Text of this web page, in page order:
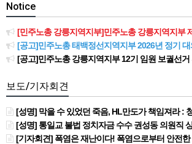
Notice
[민주노총 강릉지역지부]민주노총 강릉지역지부 제12기 임원
[공고]민주노총 태백정선지역지부 2026년 정기 대의원
[공고]민주노총 강릉지역지부 12기 임원 보궐선거 후
보도/기자회견
[성명] 막을 수 있었던 죽음, HL만도가 책임져라 : 청년노동자 사망사고의 철저한 진상규명과
[성명] 통일교 불법 정치자금 수수 권성동 의원직 상실
[기자회견] 폭염은 재난이다! 폭염으로부터 안전한 일터를 위한 민주노총 강원지역본부 폭